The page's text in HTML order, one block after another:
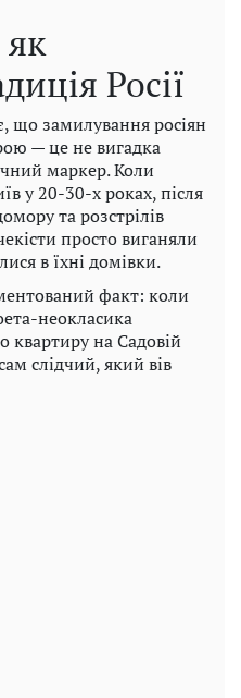
Росії
що замилування росіян
— це не вигадка
маркер. Коли
у 20-30-х роках, після
та розстрілів
просто виганяли
в їхні домівки.
факт: коли
неокласика
на Садовій
слідчий, який вів